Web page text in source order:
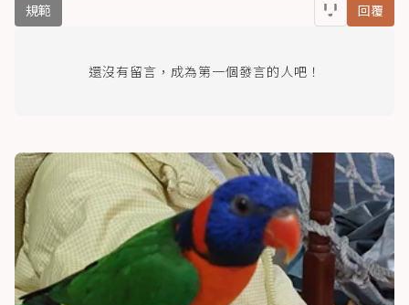
規範 回覆
還沒有留言，成為第一個發言的人吧！